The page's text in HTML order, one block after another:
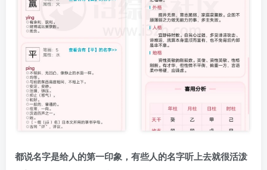
都说名字是给人的第一印象，有些人的名字听上去就很活泼